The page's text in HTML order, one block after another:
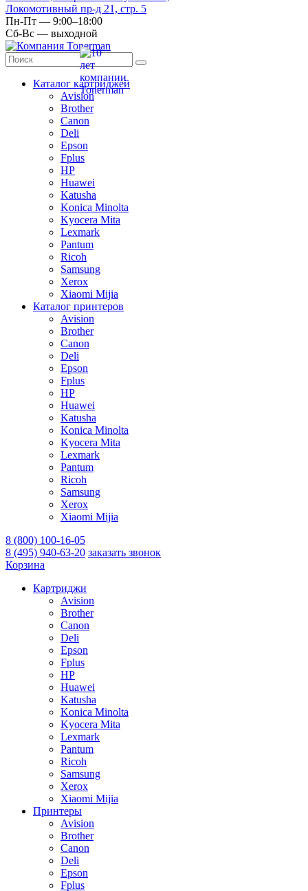
Локомотивный пр-д 21, стр. 5
Пн-Пт — 9:00–18:00
Сб-Вс — выходной
Каталог картриджей
Avision
Brother
Canon
Deli
Epson
Fplus
HP
Huawei
Katusha
Konica Minolta
Kyocera Mita
Lexmark
Pantum
Ricoh
Samsung
Xerox
Xiaomi Mijia
Каталог принтеров
Avision
Brother
Canon
Deli
Epson
Fplus
HP
Huawei
Katusha
Konica Minolta
Kyocera Mita
Lexmark
Pantum
Ricoh
Samsung
Xerox
Xiaomi Mijia
8 (800) 100-16-05
8 (495) 940-63-20 заказать звонок
Корзина
Картриджи
Avision
Brother
Canon
Deli
Epson
Fplus
HP
Huawei
Katusha
Konica Minolta
Kyocera Mita
Lexmark
Pantum
Ricoh
Samsung
Xerox
Xiaomi Mijia
Принтеры
Avision
Brother
Canon
Deli
Epson
Fplus